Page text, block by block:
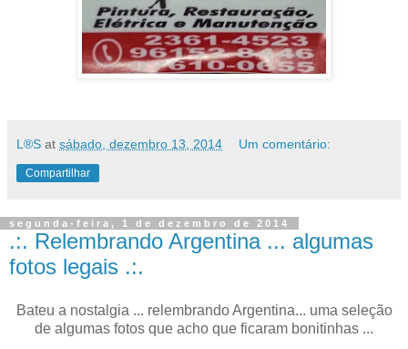
L®S at sábado, dezembro 13, 2014 Um comentário:
Compartilhar
segunda-feira, 1 de dezembro de 2014
.:. Relembrando Argentina ... algumas
fotos legais .:.
Bateu a nostalgia ... relembrando Argentina... uma seleção
de algumas fotos que acho que ficaram bonitinhas ...